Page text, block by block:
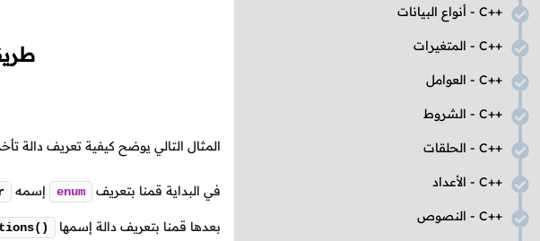
C++ - أنواع البيانات
C++ - المتغيرات
C++ - العوامل
C++ - الشروط
C++ - الحلقات
C++ - الأعداد
C++ - النصوص
المثال التالي يوضح كيفية تعريف دالة
في البداية قمنا بتعريف enum إسمه
بعدها قمنا بتعريف دالة إسمها